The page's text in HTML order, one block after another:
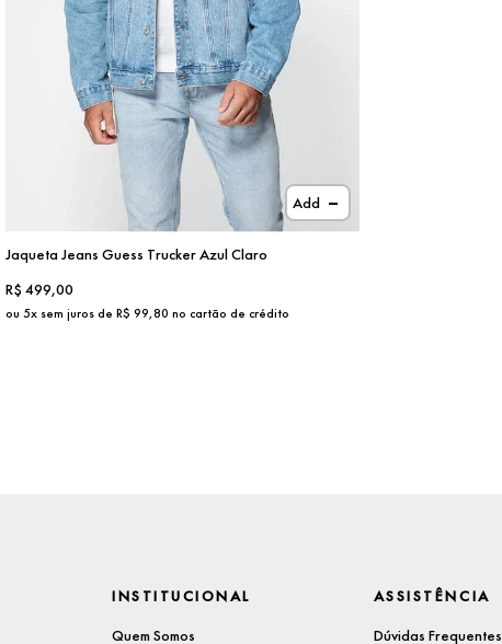
Add
Jaqueta Jeans Guess Trucker Azul Claro
R$ 499,00
ou 5x sem juros de R$ 99,80 no cartão de crédito
INSTITUCIONAL
Quem Somos
ASSISTÊNCIA
Dúvidas Frequentes